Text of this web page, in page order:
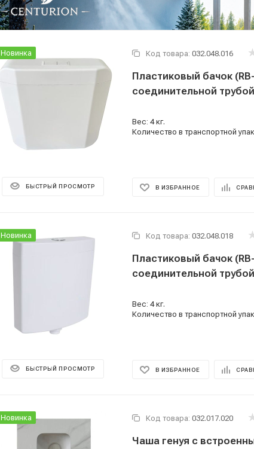
Новинка
БЫСТРЫЙ ПРОСМОТР
Код товара: 032.048.016
Пластиковый бачок
соединительной трубой
Вес: 4 кг.
Количество в транспортной
В ИЗБРАННОЕ
Новинка
БЫСТРЫЙ ПРОСМОТР
Код товара: 032.048.018
Пластиковый бачок
соединительной трубой
Вес: 4 кг.
Количество в транспортной
В ИЗБРАННОЕ
Новинка Код товара: 032.017.020
Чаша генуя с